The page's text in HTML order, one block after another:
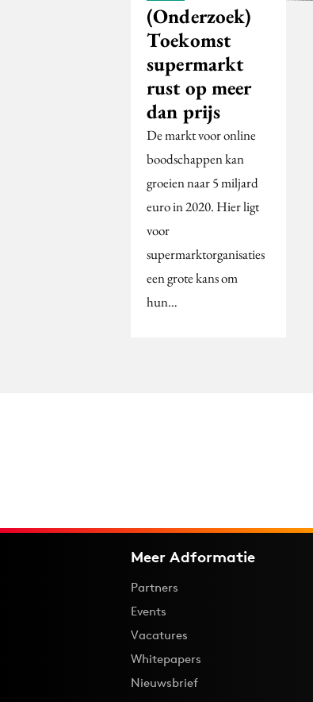
(Onderzoek)
Toekomst
supermarkt
rust op meer
dan prijs
De markt voor online
boodschappen kan
groeien naar 5 miljard
euro in 2020. Hier ligt
voor
supermarktorganisaties
een grote kans om
hun…
Meer Adformatie
Partners
Events
Vacatures
Whitepapers
Nieuwsbrief